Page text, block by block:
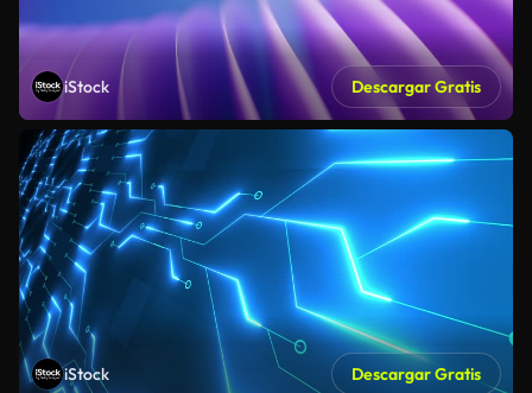
iStock Descargar Gratis
iStock Descargar Gratis